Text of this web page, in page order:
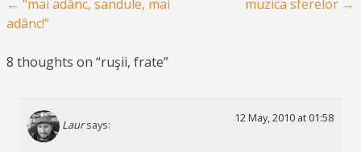
Post navigation
← “mai adânc, sandule, mai
adânc!”
muzica sferelor →
8 thoughts on “ruşii, frate”
Laur says:
12 May, 2010 at 01:58